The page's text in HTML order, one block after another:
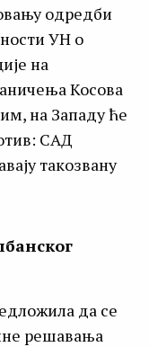
одредби
УН о
на
Косова
на Западу ће
САД
такозвану
да се
решавања